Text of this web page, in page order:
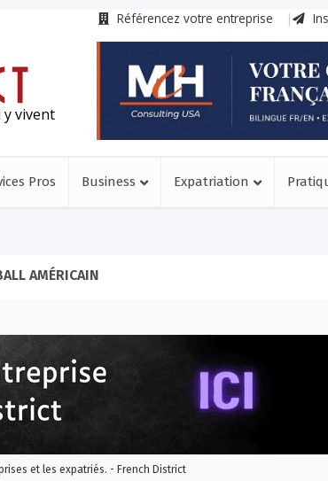
Référencez votre entreprise
y vivent
Pros Business Expatriation
AMÉRICAIN
et les expatriés. - French District